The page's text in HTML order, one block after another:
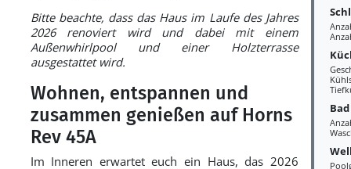
Bad
Bitte beachte, dass das Haus im Laufe des Jahres
2026 renoviert wird und dabei mit einem
Außenwhirlpool und einer Holzterrasse
ausgestattet wird.
Wohnen, entspannen und
zusammen genießen auf Horns
Rev 45A
Im Inneren erwartet euch ein Haus, das 2026